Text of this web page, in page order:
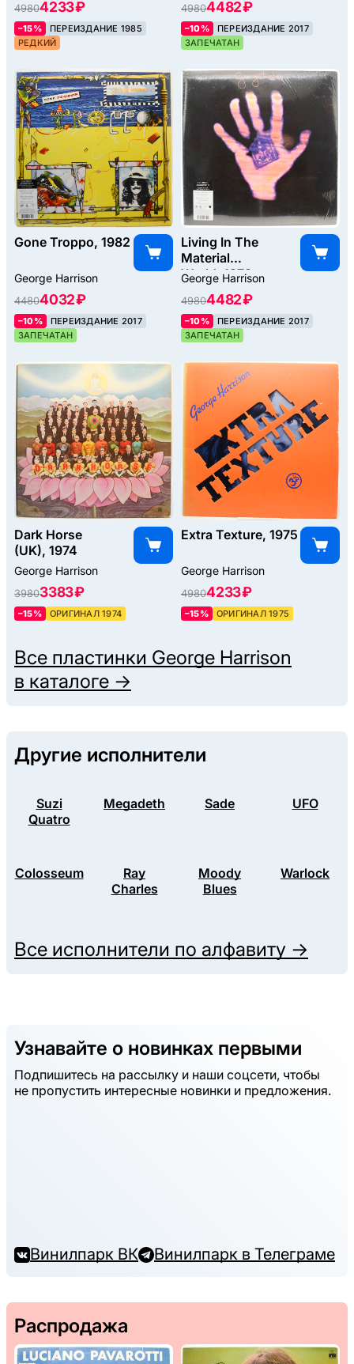
49804233 ₽
–15%
ПЕРЕИЗДАНИЕ 1985
РЕДКИЙ
49804482 ₽
–10%
ПЕРЕИЗДАНИЕ 2017
ЗАПЕЧАТАН
Gone Troppo, 1982
George Harrison
44804032 ₽
–10%
ПЕРЕИЗДАНИЕ 2017
ЗАПЕЧАТАН
Living In The
Material
World, 1973
George Harrison
49804482 ₽
–10%
ПЕРЕИЗДАНИЕ 2017
ЗАПЕЧАТАН
Dark Horse
(UK), 1974
George Harrison
39803383 ₽
–15% ОРИГИНАЛ 1974
Extra Texture, 1975
George Harrison
49804233 ₽
–15% ОРИГИНАЛ 1975
Все пластинки George Harrison
в каталоге →
Другие исполнители
Suzi
Quatro
Megadeth Sade UFO
Colosseum
Ray
Charles
Moody
Blues
Warlock
Все исполнители по алфавиту →
Узнавайте о новинках первыми
Подпишитесь на рассылку и наши соцсети, чтобы
не пропустить интересные новинки и предложения.
Винилпарк ВК Винилпарк в Телеграме
Распродажа